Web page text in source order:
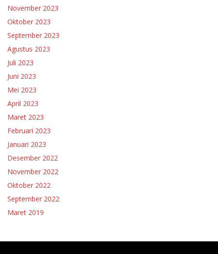
November 2023
Oktober 2023
September 2023
Agustus 2023
Juli 2023
Juni 2023
Mei 2023
April 2023
Maret 2023
Februari 2023
Januari 2023
Desember 2022
November 2022
Oktober 2022
September 2022
Maret 2019